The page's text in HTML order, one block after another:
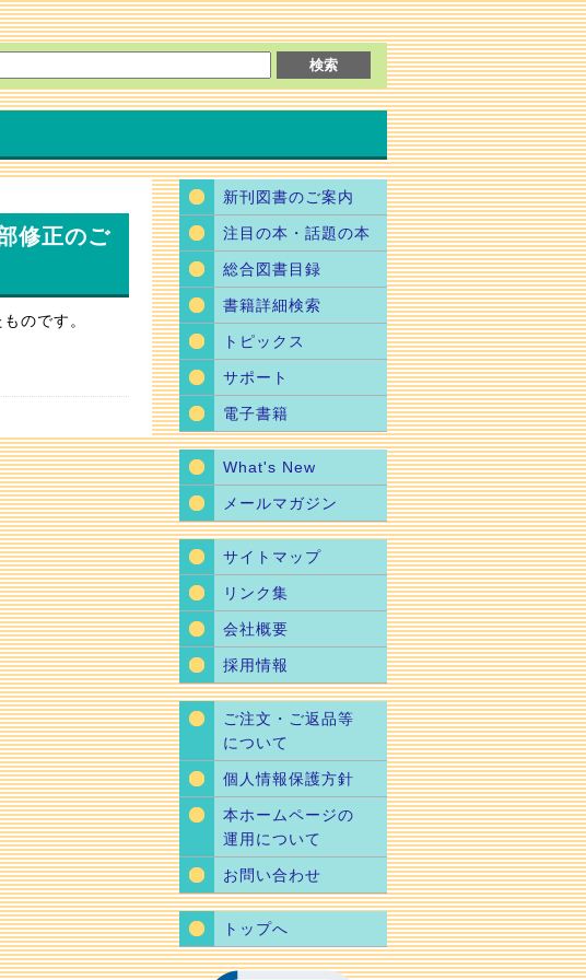
修正のご
のです。
新刊図書のご案内
注目の本・話題の本
総合図書目録
書籍詳細検索
トピックス
サポート
電子書籍
What's New
メールマガジン
サイトマップ
リンク集
会社概要
採用情報
ご注文・ご返品等
について
個人情報保護方針
本ホームページの
運用について
お問い合わせ
トップへ